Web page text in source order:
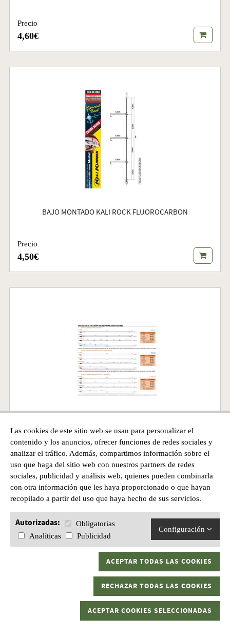
Las cookies de este sitio web se usan para personalizar el
contenido y los anuncios, ofrecer funciones de redes sociales y
analizar el tráfico. Además, compartimos información sobre el
uso que haga del sitio web con nuestros partners de redes
sociales, publicidad y análisis web, quienes pueden combinarla
con otra información que les haya proporcionado o que hayan
recopilado a partir del uso que haya hecho de sus servicios.
Autorizadas:
Obligatorias
Analíticas
Publicidad
Configuración
ACEPTAR TODAS LAS COOKIES
RECHAZAR TODAS LAS COOKIES
ACEPTAR COOKIES SELECCIONADAS
Precio
4,60€
BAJO MONTADO KALI ROCK FLUOROCARBON
Precio
4,50€
BAJOS SURFCASTING TURKANA ALTA COMPETICIÓN
Precio
4,90€